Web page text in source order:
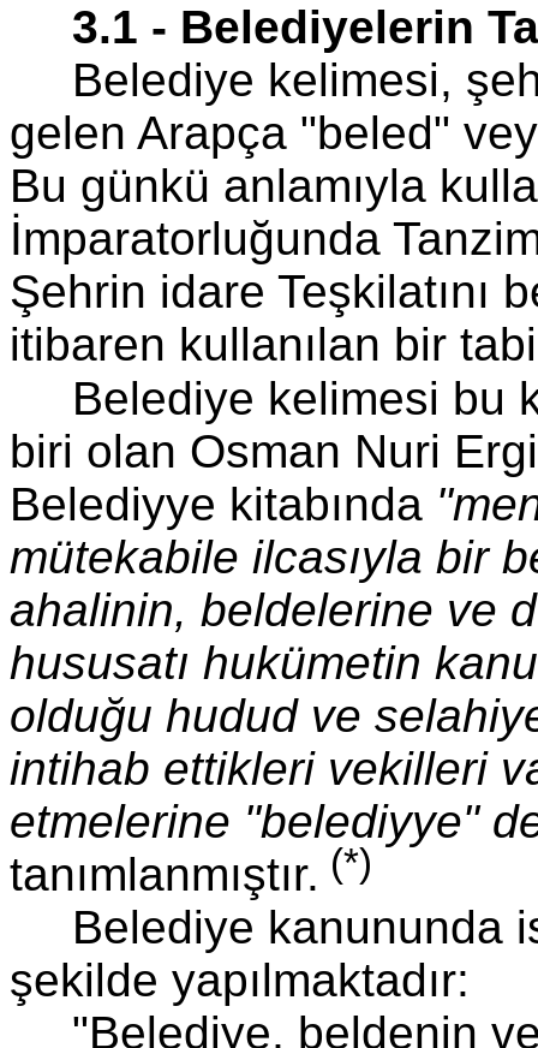
3.1 - Belediyelerin
Belediye kelimesi,
gelen Arapça "beled"
Bu günkü anlamıyla
İmparatorluğunda
Şehrin idare Teşkilatını
itibaren kullanılan bir
Belediye kelimesi bu
biri olan Osman Nuri
Belediyye kitabında
mütekabile ilcasıyla bir
ahalinin, beldelerine ve
hususatı hukümetin
olduğu hudud ve
intihab ettikleri vekilleri
etmelerine "belediyye"
tanımlanmıştır. (*)
Belediye kanununda
şekilde yapılmaktadır:
"Belediye, beldenin